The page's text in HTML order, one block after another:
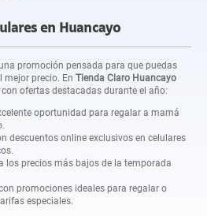
en Huancayo
promoción pensada para que puedas
mejor precio. En Tienda Claro Huancayo
ofertas destacadas durante el año:
oportunidad para regalar a mamá
descuentos online exclusivos en celulares
los precios más bajos de la temporada
promociones ideales para regalar o
especiales.